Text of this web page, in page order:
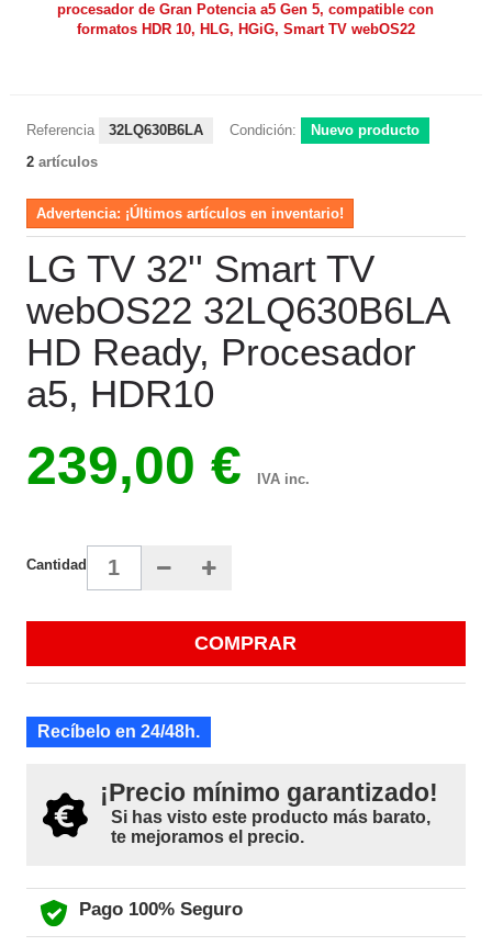
procesador de Gran Potencia a5 Gen 5, compatible con
formatos HDR 10, HLG, HGiG, Smart TV webOS22
Referencia 32LQ630B6LA Condición:
Nuevo producto
2 artículos
Advertencia: ¡Últimos artículos en inventario!
LG TV 32'' Smart TV
webOS22 32LQ630B6LA
HD Ready, Procesador
a5, HDR10
239,00 € IVA inc.
Cantidad
COMPRAR
Recíbelo en 24/48h.
¡Precio mínimo garantizado!
Si has visto este producto más barato,
te mejoramos el precio.
Pago 100% Seguro